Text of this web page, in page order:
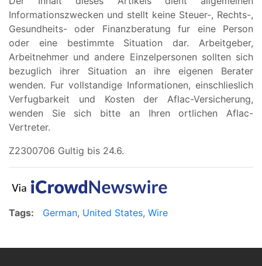
Informationszwecken und stellt keine Steuer-, Rechts-,
Gesundheits- oder Finanzberatung fur eine Person
oder eine bestimmte Situation dar. Arbeitgeber,
Arbeitnehmer und andere Einzelpersonen sollten sich
bezuglich ihrer Situation an ihre eigenen Berater
wenden. Fur vollstandige Informationen, einschlieslich
Verfugbarkeit und Kosten der Aflac-Versicherung,
wenden Sie sich bitte an Ihren ortlichen Aflac-
Vertreter.
Z2300706 Gultig bis 24.6.
Tags: German, United States, Wire